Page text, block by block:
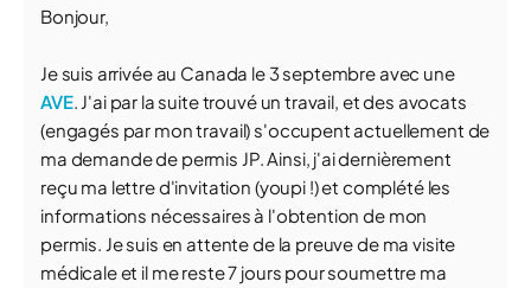
Bonjour,
Je suis arrivée au Canada le 3 septembre avec une
AVE. J'ai par la suite trouvé un travail, et des avocats
(engagés par mon travail) s'occupent actuellement de
ma demande de permis JP. Ainsi, j'ai dernièrement
reçu ma lettre d'invitation (youpi !) et complété les
informations nécessaires à l'obtention de mon
permis. Je suis en attente de la preuve de ma visite
médicale et il me reste 7 jours pour soumettre ma